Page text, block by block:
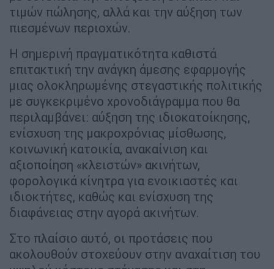
τιμών πώλησης, αλλά και την αύξηση των
πιεσμένων περιοχών.
Η σημερινή πραγματικότητα καθιστά
επιτακτική την ανάγκη άμεσης εφαρμογής
μιας ολοκληρωμένης στεγαστικής πολιτικής
με συγκεκριμένο χρονοδιάγραμμα που θα
περιλαμβάνει: αύξηση της ιδιοκατοίκησης,
ενίσχυση της μακροχρόνιας μίσθωσης,
κοινωνική κατοικία, ανακαίνιση και
αξιοποίηση «κλειστών» ακινήτων,
φορολογικά κίνητρα για ενοικιαστές και
ιδιοκτήτες, καθώς και ενίσχυση της
διαφάνειας στην αγορά ακινήτων.
Στο πλαίσιο αυτό, οι προτάσεις που
ακολουθούν στοχεύουν στην αναχαίτιση του